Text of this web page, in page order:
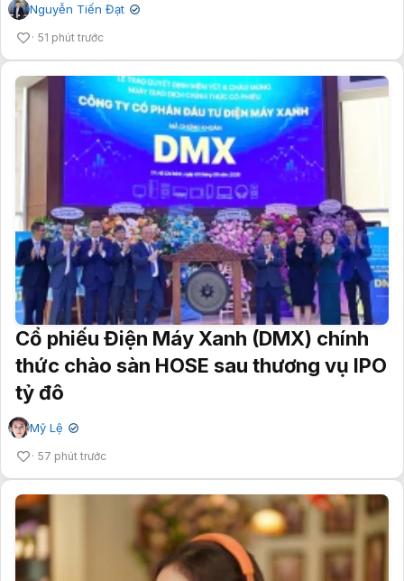
Nguyễn Tiến Đạt ✔
51 phút trước
Cổ phiếu Điện Máy Xanh (DMX) chính
thức chào sàn HOSE sau thương vụ IPO
tỷ đô
Mỹ Lệ ✔
57 phút trước